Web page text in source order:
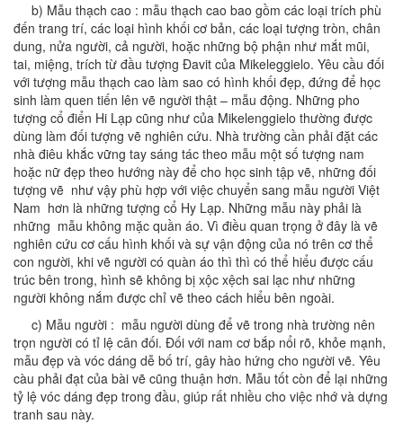
b) Mẫu thạch cao : mẫu thạch cao bao gồm các loại trích phù
đến trang trí, các loại hình khối cơ bản, các loại tượng tròn, chân
dung, nửa người, cả người, hoặc những bộ phận như mắt mũi,
tai, miệng, trích từ đầu tượng Đavit của Mikeleggielo. Yêu cầu đối
với tượng mẫu thạch cao làm sao có hình khối đẹp, đứng để học
sinh làm quen tiến lên vẽ người thật – mẫu động. Những pho
tượng cổ điển Hi Lạp cũng như của Mikelenggielo thường được
dùng làm đối tượng vẽ nghiên cứu. Nhà trường cần phải đặt các
nhà điêu khắc vững tay sáng tác theo mẫu một số tượng nam
hoặc nữ đẹp theo hướng này để cho học sinh tập vẽ, những đối
tượng vẽ như vậy phù hợp với việc chuyển sang mẫu người Việt
Nam hơn là những tượng cổ Hy Lạp. Những mẫu này phải là
những mẫu không mặc quần áo. Vì điều quan trọng ở đây là vẽ
nghiên cứu cơ cấu hình khối và sự vận động của nó trên cơ thể
con người, khi vẽ người có quàn áo thì thì có thể hiểu được cấu
trúc bên trong, hình sẽ không bị xộc xệch sai lạc như những
người không nắm được chỉ vẽ theo cách hiểu bên ngoài.
c) Mẫu người : mẫu người dùng để vẽ trong nhà trường nên
trọn người có tỉ lệ cân đối. Đối với nam cơ bắp nổi rõ, khỏe mạnh,
mẫu đẹp và vóc dáng dễ bố trí, gây hào hứng cho người vẽ. Yêu
càu phải đạt của bài vẽ cũng thuận hơn. Mẫu tốt còn để lại những
tỷ lệ vóc dáng đẹp trong đầu, giúp rất nhiều cho việc nhớ và dựng
tranh sau này.